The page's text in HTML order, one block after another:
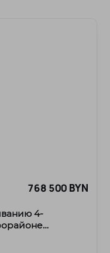
768 500 BYN
4-